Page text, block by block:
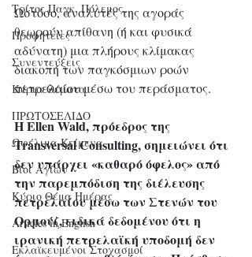
Τρίτος Παγκ. Πόλεμος
Προφητείες
Συνεντεύξεις
Κύρια Θέματα
ΠΡΩΤΟΣΕΛΙΔΟ
Ωφέλιμα Κείμενα
Βίοι Αγίων
Κύριο Θέμα Ημέρας
Articles in English
Εκλαϊκευμένοι Στοχασμοί
Ωστόσο, αναλυτές της αγοράς
θεωρούν απίθανη (ή και φυσικά
αδύνατη) μια πλήρους κλίμακας
διακοπή των παγκόσμιων ροών
πετρελαίου μέσω του περάσματος.
Η Ellen Wald, πρόεδρος της
Transversal Consulting, σημειώνει ότι
δεν υπάρχει «καθαρό όφελος» από
την παρεμπόδιση της διέλευσης
πετρελαίου μέσω των Στενών του
Ορμούζ, ειδικά δεδομένου ότι η
ιρανική πετρελαϊκή υποδομή δεν